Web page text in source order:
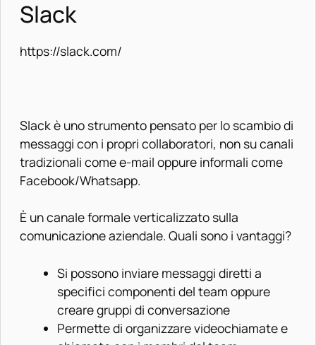
Slack
https://slack.com/
Slack è uno strumento pensato per lo scambio di
messaggi con i propri collaboratori, non su canali
tradizionali come e-mail oppure informali come
Facebook/Whatsapp.
È un canale formale verticalizzato sulla
comunicazione aziendale. Quali sono i vantaggi?
Si possono inviare messaggi diretti a
specifici componenti del team oppure
creare gruppi di conversazione
Permette di organizzare videochiamate e